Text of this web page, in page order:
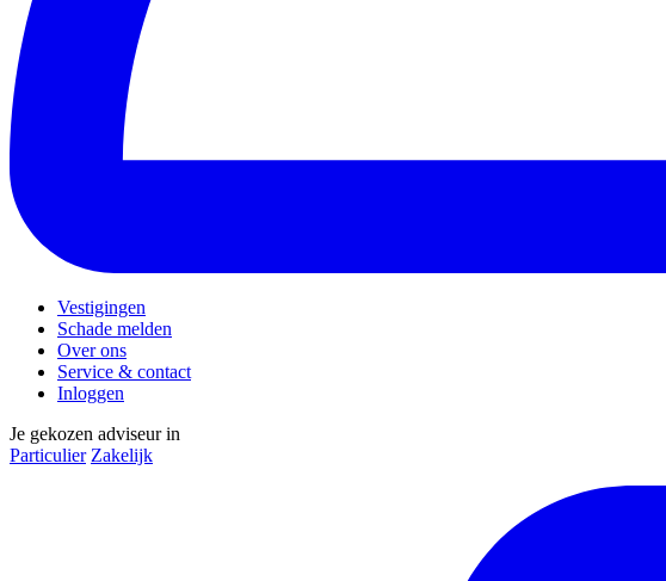
Vestigingen
Schade melden
Over ons
Service & contact
Inloggen
Je gekozen adviseur in
Particulier Zakelijk